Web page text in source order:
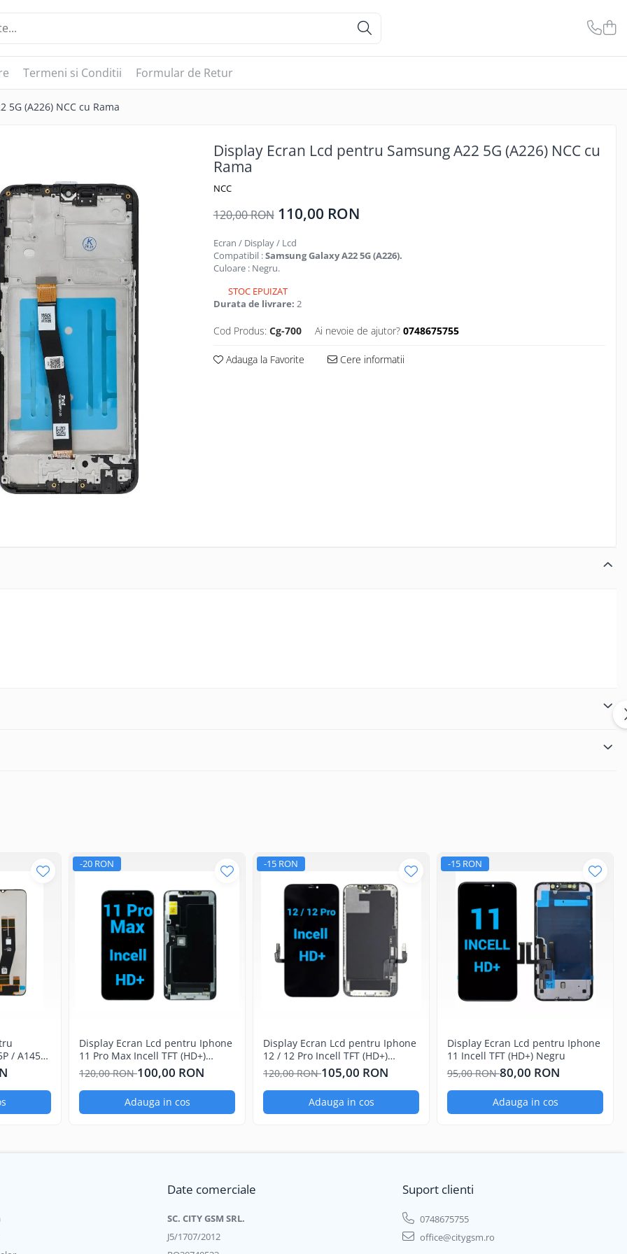
Termeni si Conditii Formular de Retur
(A226) NCC cu Rama
Display Ecran Lcd pentru Samsung A22 5G (A226) NCC cu
Rama
NCC
120,00 RON 110,00 RON
Ecran / Display / Lcd
Compatibil :Samsung Galaxy A22 5G (A226).
Culoare : Negru.
STOC EPUIZAT
Durata de livrare: 2
Cod Produs: Cg-700 Ai nevoie de ajutor? 0748675755
Adauga la Favorite Cere informatii
/ A145R)
-20 RON
Display Ecran Lcd pentru Iphone
11 Pro Max Incell TFT (HD+)
Negru
120,00 RON100,00 RON
Adauga in cos
-15 RON
Display Ecran Lcd pentru Iphone
12 / 12 Pro Incell TFT (HD+)
Negru
120,00 RON105,00 RON
Adauga in cos
-15 RON
Display Ecran Lcd pentru Iphone
11 Incell TFT (HD+) Negru
95,00 RON80,00 RON
Adauga in cos
Date comerciale
SC. CITY GSM SRL.
J5/1707/2012
Suport clienti
0748675755
office@citygsm.ro